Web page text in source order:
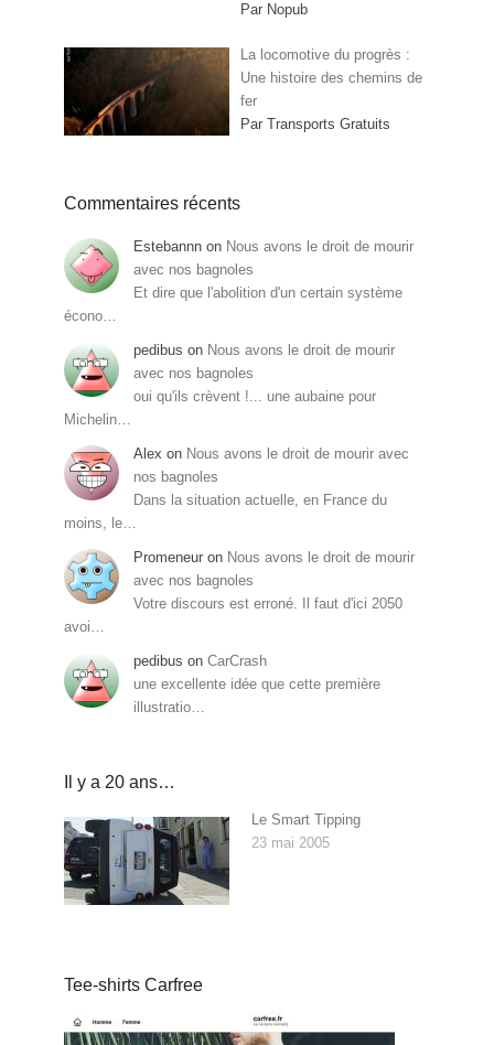
Par Nopub
La locomotive du progrès :
Une histoire des chemins de
fer
Par Transports Gratuits
Commentaires récents
Estebannn on Nous avons le droit de mourir
avec nos bagnoles
Et dire que l'abolition d'un certain système
écono…
pedibus on Nous avons le droit de mourir
avec nos bagnoles
oui qu'ils crèvent !... une aubaine pour
Michelin…
Alex on Nous avons le droit de mourir avec
nos bagnoles
Dans la situation actuelle, en France du
moins, le…
Promeneur on Nous avons le droit de mourir
avec nos bagnoles
Votre discours est erroné. Il faut d'ici 2050
avoi…
pedibus on CarCrash
une excellente idée que cette première
illustratio…
Il y a 20 ans…
Le Smart Tipping
23 mai 2005
Tee-shirts Carfree